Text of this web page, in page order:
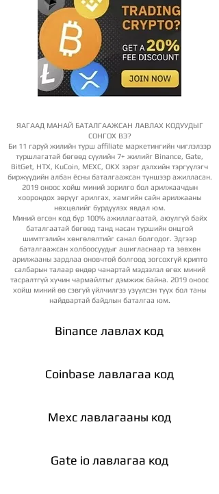
ЯАГААД МАНАЙ БАТАЛГААЖСАН ЛАВЛАХ КОДУУДЫГ
СОНГОХ ВЭ?
Би 11 гаруй жилийн турш affiliate маркетингийн чиглэлээр
туршлагатай бөгөөд сүүлийн 7+ жилийг Binance, Gate,
BitGet, HTX, KuCoin, MEXC, OKX зэрэг дэлхийн тэргүүлэгч
биржүүдийн албан ёсны баталгаажсан түншээр ажилласан.
2019 оноос хойш миний зорилго бол арилжаачдын
хоорондох зөрүүг арилгах, хамгийн сайн арилжааны
нөхцөлийг бүрдүүлэх явдал юм.
Миний өгсөн код бүр 100% ажиллагаатай, аюулгүй байх
баталгаатай бөгөөд танд насан туршийн онцгой
шимтгэлийн хөнгөлөлтийг санал болгодог. Эдгээр
баталгаажсан холбоосуудыг ашигласнаар та зөвхөн
арилжааны зардлаа оновчтой болгоод зогсохгүй крипто
салбарын талаар өндөр чанартай мэдээлэл өгөх миний
тасралтгүй хүчин чармайлтыг дэмжиж байна. 2019 оноос
хойш миний өө сэвгүй үйлчилгээ үзүүлсэн түүх бол таны
найдвартай байдлын баталгаа юм.
Binance лавлах код
Coinbase лавлагаа код
Mexc лавлагааны код
Gate io лавлагаа код